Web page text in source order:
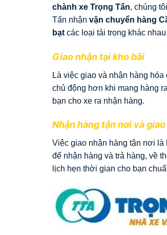
chành xe Trọng Tấn, chúng
Tấn nhận vận chuyển hàng
bạt các loại tải trọng khác nhau.
Giao nhận tại kho bãi
Là việc giao và nhận hàng
chủ động hơn khi mang hàng
bạn cho xe ra nhận hàng.
Nhận hàng tận nơi và
Việc giao nhận hàng tận nơi là
để nhận hàng và trả hàng, về
lịch hẹn thời gian cho bạn